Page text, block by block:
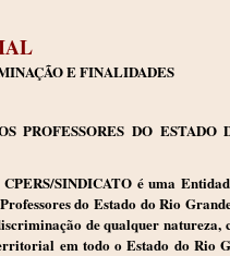
E FINALIDADES
PROFESSORES DO
SINDICATO é uma
do Estado do Rio
de qualquer natureza,
em todo o Estado do Rio